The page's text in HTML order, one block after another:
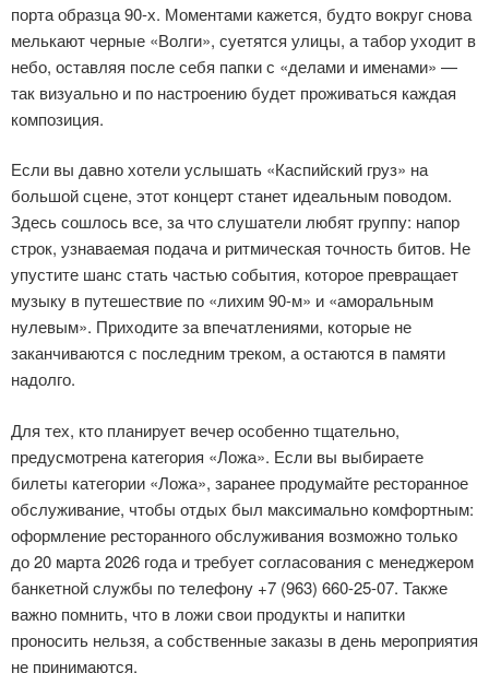
порта образца 90-х. Моментами кажется, будто вокруг снова
мелькают черные «Волги», суетятся улицы, а табор уходит в
небо, оставляя после себя папки с «делами и именами» —
так визуально и по настроению будет проживаться каждая
композиция.
Если вы давно хотели услышать «Каспийский груз» на
большой сцене, этот концерт станет идеальным поводом.
Здесь сошлось все, за что слушатели любят группу: напор
строк, узнаваемая подача и ритмическая точность битов. Не
упустите шанс стать частью события, которое превращает
музыку в путешествие по «лихим 90-м» и «аморальным
нулевым». Приходите за впечатлениями, которые не
заканчиваются с последним треком, а остаются в памяти
надолго.
Для тех, кто планирует вечер особенно тщательно,
предусмотрена категория «Ложа». Если вы выбираете
билеты категории «Ложа», заранее продумайте ресторанное
обслуживание, чтобы отдых был максимально комфортным:
оформление ресторанного обслуживания возможно только
до 20 марта 2026 года и требует согласования с менеджером
банкетной службы по телефону +7 (963) 660-25-07. Также
важно помнить, что в ложи свои продукты и напитки
проносить нельзя, а собственные заказы в день мероприятия
не принимаются.